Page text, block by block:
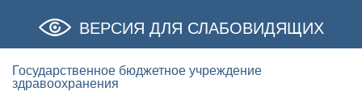
ВЕРСИЯ ДЛЯ СЛАБОВИДЯЩИХ
Государственное бюджетное учреждение
здравоохранения